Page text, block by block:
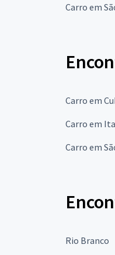
Carro em
Carro em
Carro em
Carro em
Rio Branco